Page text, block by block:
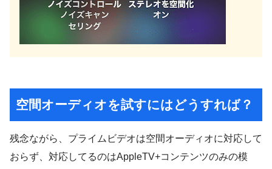
空間オーディオを試すにはどうすれば？
残念ながら、プライムビデオは空間オーディオに対応して
おらず、対応してるのはAppleTV+コンテンツのみの模